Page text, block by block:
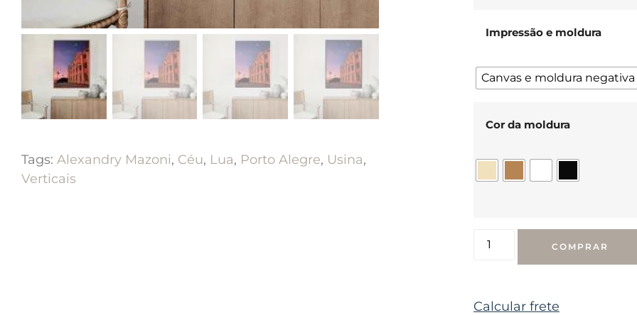
Tags: Alexandry Mazoni, Céu, Lua, Porto Alegre, Usina,
Verticais
Impressão e moldura
Canvas e moldura negativa
Cor da moldura
COMPRAR
Calcular frete